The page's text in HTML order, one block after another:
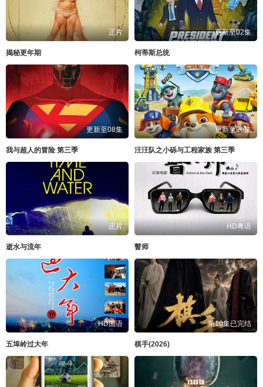
正片
揭秘更年期
更新至02集
柯蒂斯总统
更新至08集
我与超人的冒险 第三季
更新至26集
汪汪队之小砾与工程家族 第三季
正片
逝水与流年
HD粤语
瞽师
HD国语
五埠岭过大年
第10集已完结
棋手(2026)